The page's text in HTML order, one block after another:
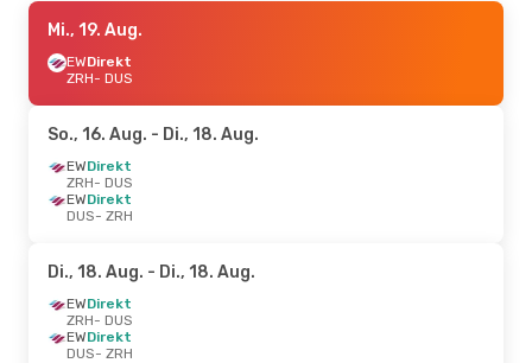
Mi., 19. Aug.
EWDirekt
ZRH- DUS
So., 16. Aug. - Di., 18. Aug.
EWDirekt
ZRH- DUS
EWDirekt
DUS- ZRH
Di., 18. Aug. - Di., 18. Aug.
EWDirekt
ZRH- DUS
EWDirekt
DUS- ZRH